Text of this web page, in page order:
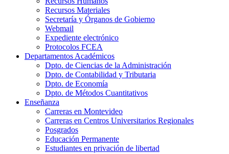
Recursos Materiales
Secretaría y Órganos de Gobierno
Webmail
Expediente electrónico
Protocolos FCEA
Departamentos Académicos
Dpto. de Ciencias de la Administración
Dpto. de Contabilidad y Tributaria
Dpto. de Economía
Dpto. de Métodos Cuantitativos
Enseñanza
Carreras en Montevideo
Carreras en Centros Universitarios Regionales
Posgrados
Educación Permanente
Estudiantes en privación de libertad